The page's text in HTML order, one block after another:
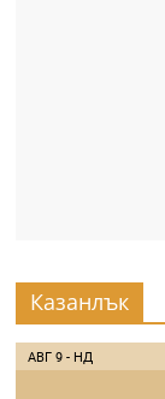
Казанлък
АВГ 9 - НД